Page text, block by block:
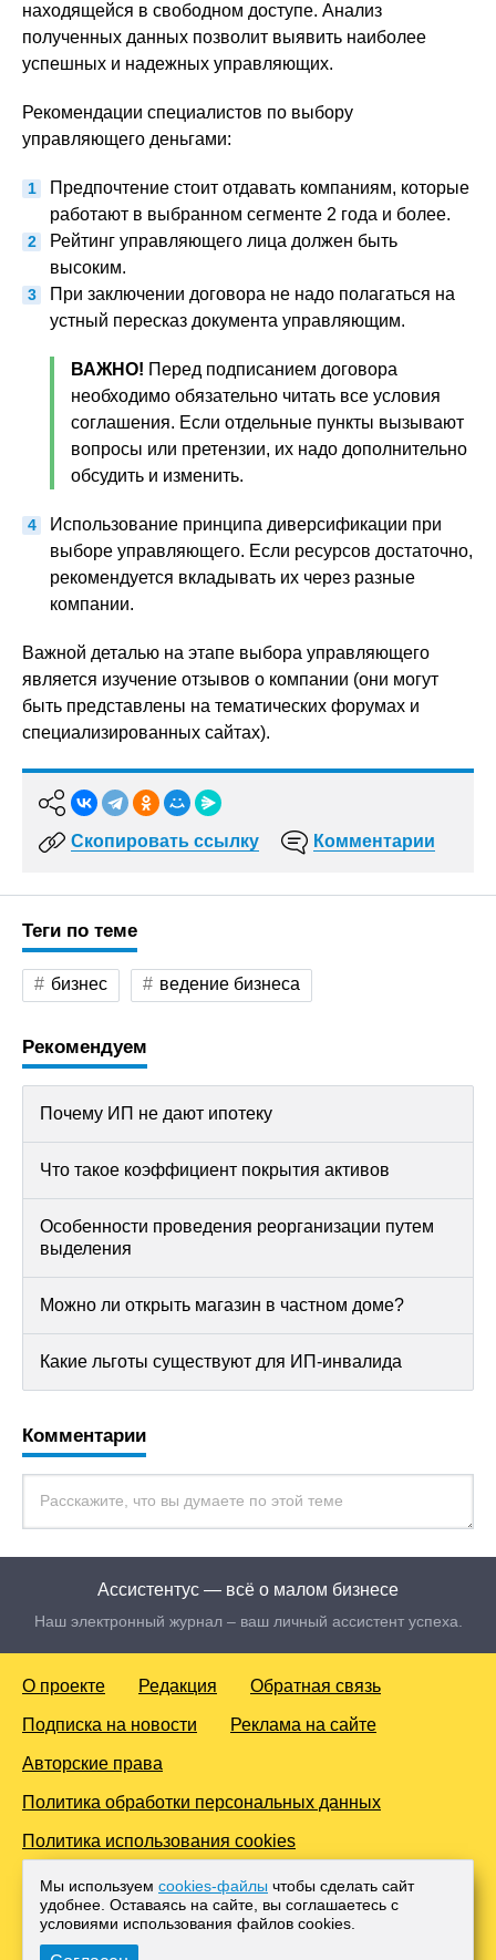
находящейся в свободном доступе. Анализ
полученных данных позволит выявить наиболее
успешных и надежных управляющих.
Рекомендации специалистов по выбору
управляющего деньгами:
Предпочтение стоит отдавать компаниям, которые
работают в выбранном сегменте 2 года и более.
Рейтинг управляющего лица должен быть
высоким.
При заключении договора не надо полагаться на
устный пересказ документа управляющим.
ВАЖНО! Перед подписанием договора
необходимо обязательно читать все условия
соглашения. Если отдельные пункты вызывают
вопросы или претензии, их надо дополнительно
обсудить и изменить.
Использование принципа диверсификации при
выборе управляющего. Если ресурсов достаточно,
рекомендуется вкладывать их через разные
компании.
Важной деталью на этапе выбора управляющего
является изучение отзывов о компании (они могут
быть представлены на тематических форумах и
специализированных сайтах).
Скопировать ссылку Комментарии
Теги по теме
бизнес ведение бизнеса
Рекомендуем
Почему ИП не дают ипотеку
Что такое коэффициент покрытия активов
Особенности проведения реорганизации путем
выделения
Можно ли открыть магазин в частном доме?
Какие льготы существуют для ИП-инвалида
Комментарии
Ассистентус — всё о малом бизнесе
Наш электронный журнал – ваш личный ассистент успеха.
О проекте Редакция Обратная связь
Подписка на новости Реклама на сайте
Авторские права
Политика обработки персональных данных
Политика использования cookies
© 2016-2026 Все права защищены. Для лиц старше 18 лет.
Любое копирование материалов и тиражирование в сети
Интернет, либо печатных изданиях без согласования с
Администрацией проекта, преследуется законом.
Мы используем cookies-файлы чтобы сделать сайт
удобнее. Оставаясь на сайте, вы соглашаетесь с
условиями использования файлов cооkies.